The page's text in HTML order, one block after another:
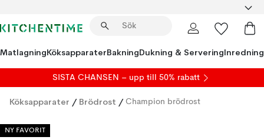
MatlagningKöksapparaterBakningDukning & ServeringInredning
SISTA CHANSEN – upp till 50% rabatt
Köksapparater / Brödrost / Champion brödrost
NY FAVORIT